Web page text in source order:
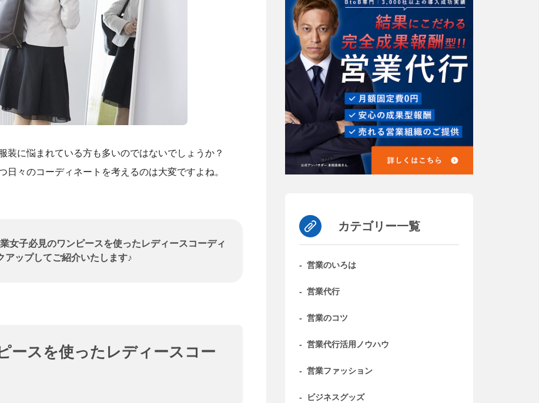
装に悩まれている方も多いのではないでしょうか？
日々のコーディネートを考えるのは大変ですよね。
女子必見のワンピースを使ったレディースコーディ
アップしてご紹介いたします♪
ースを使ったレディースコー
カテゴリー一覧
- 営業のいろは
- 営業代行
- 営業のコツ
- 営業代行活用ノウハウ
- 営業ファッション
- ビジネスグッズ